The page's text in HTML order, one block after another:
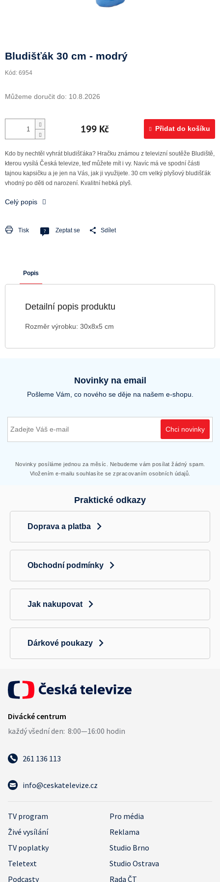
Bludišťák 30 cm - modrý
Kód: 6954
Můžeme doručit do: 10.8.2026
199 Kč Přidat do košíku
Kdo by nechtěl vyhrát bludišťáka? Hračku známou z televizní soutěže Bludiště,
kterou vysílá Česká televize, teď můžete mít i vy. Navíc má ve spodní části
tajnou kapsičku a je jen na Vás, jak ji využijete. 30 cm velký plyšový bludišťák
vhodný po děti od narození. Kvalitní hebká plyš.
Celý popis
Tisk Zeptat se Sdílet
Popis
Detailní popis produktu
Rozměr výrobku: 30x8x5 cm
Novinky na email
Pošleme Vám, co nového se děje na našem e-shopu.
Chci novinky
Novinky posíláme jednou za měsíc. Nebudeme vám posílat žádný spam.
Vložením e-mailu souhlasíte se zpracovaním osobních údajů.
Praktické odkazy
Doprava a platba
Obchodní podmínky
Jak nakupovat
Dárkové poukazy
261 136 113
info@ceskatelevize.cz
TV program
Pro média
Živé vysílání
Reklama
TV poplatky
Studio Brno
Teletext
Studio Ostrava
Podcasty
Rada ČT